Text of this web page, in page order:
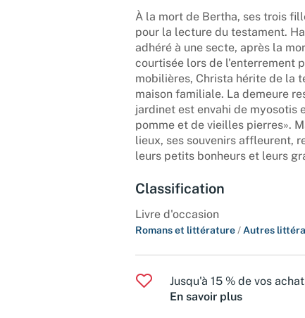
À la mort de Bertha, ses trois
pour la lecture du testament.
adhéré à une secte, après la
courtisée lors de l'enterrement
mobilières, Christa hérite de la
maison familiale. La demeure
jardinet est envahi de myosotis
pomme et de vieilles pierres».
lieux, ses souvenirs affleurent,
leurs petits bonheurs et leurs
Classification
Livre d'occasion
Romans et littérature / Autres
Jusqu'à 15 % de vos
En savoir plus